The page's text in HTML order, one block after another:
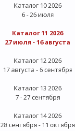
Каталог 10 2026
6 - 26 июля
Каталог 11 2026
27 июля - 16 августа
Каталог 12 2026
17 августа - 6 сентября
Каталог 13 2026
7 - 27 сентября
Каталог 14 2026
28 сентября - 11 октября